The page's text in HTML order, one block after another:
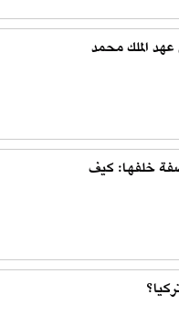
عهد الملك محمد
خلفها: كيف